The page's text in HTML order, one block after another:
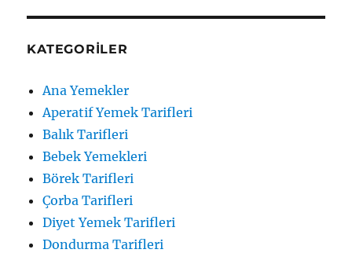
KATEGORILER
Ana Yemekler
Aperatif Yemek Tarifleri
Balık Tarifleri
Bebek Yemekleri
Börek Tarifleri
Çorba Tarifleri
Diyet Yemek Tarifleri
Dondurma Tarifleri